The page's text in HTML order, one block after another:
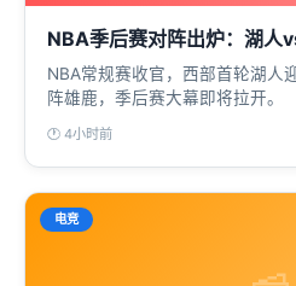
NBA季后赛对阵出炉：湖人
NBA常规赛收官，西部首轮湖人
阵雄鹿，季后赛大幕即将拉开。
🕐 4小时前
电竞